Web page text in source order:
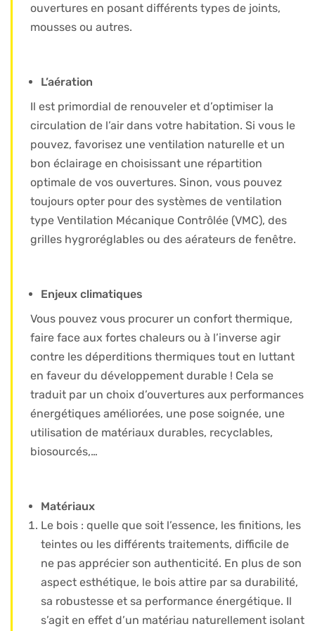
ouvertures en posant différents types de joints,
mousses ou autres.
L’aération
Il est primordial de renouveler et d’optimiser la
circulation de l’air dans votre habitation. Si vous le
pouvez, favorisez une ventilation naturelle et un
bon éclairage en choisissant une répartition
optimale de vos ouvertures. Sinon, vous pouvez
toujours opter pour des systèmes de ventilation
type Ventilation Mécanique Contrôlée (VMC), des
grilles hygroréglables ou des aérateurs de fenêtre.
Enjeux climatiques
Vous pouvez vous procurer un confort thermique,
faire face aux fortes chaleurs ou à l’inverse agir
contre les déperditions thermiques tout en luttant
en faveur du développement durable ! Cela se
traduit par un choix d’ouvertures aux performances
énergétiques améliorées, une pose soignée, une
utilisation de matériaux durables, recyclables,
biosourcés,…
Matériaux
Le bois : quelle que soit l’essence, les finitions, les
teintes ou les différents traitements, difficile de
ne pas apprécier son authenticité. En plus de son
aspect esthétique, le bois attire par sa durabilité,
sa robustesse et sa performance énergétique. Il
s’agit en effet d’un matériau naturellement isolant